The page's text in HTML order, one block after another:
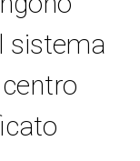
sistema